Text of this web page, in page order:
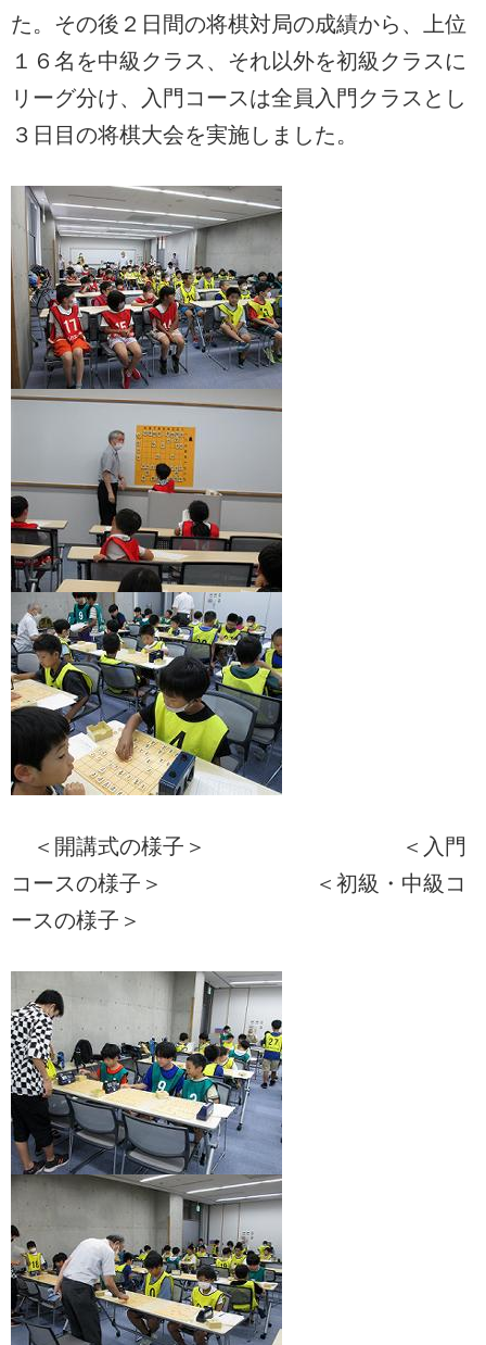
た。その後２日間の将棋対局の成績から、上位
１６名を中級クラス、それ以外を初級クラスに
リーグ分け、入門コースは全員入門クラスとし
３日目の将棋大会を実施しました。
＜開講式の様子＞ ＜入門
コースの様子＞ ＜初級・中級コ
ースの様子＞